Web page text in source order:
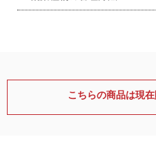
こちらの商品は現